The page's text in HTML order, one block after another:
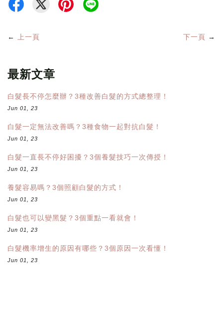
← 上一頁 下一頁 →
最新文章
白髮長不停怎麼辦？3種改善白髮的方式總整理！
Jun 01, 23
白髮一定無法改善嗎？3種食物一起對抗白髮！
Jun 01, 23
白髮一直長不停好困擾？3個養髮技巧一次傳授！
Jun 01, 23
養髮容易嗎？3個照顧白髮的方式！
Jun 01, 23
白髮也可以變黑髮？3個重點一看就會！
Jun 01, 23
白髮機率增生的原因有哪些？3個原因一次看懂！
Jun 01, 23